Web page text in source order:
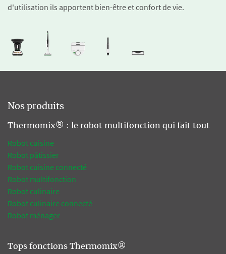
d'utilisation ils apportent bien-être et confort de vie.
Nos produits
Thermomix® : le robot multifonction qui fait tout
Robot cuisine
Robot pâtissier
Robot cuisine connecté
Robot multifonction
Robot culinaire
Robot culinaire connecté
Robot ménager
Tops fonctions Thermomix®